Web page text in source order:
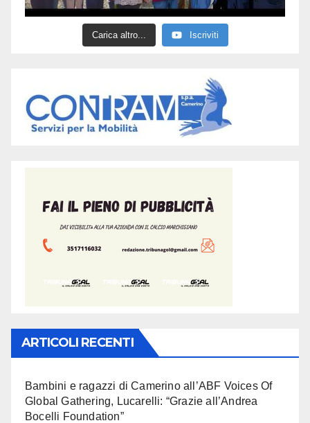
Carica altro... Iscriviti
ARTICOLI RECENTI
Bambini e ragazzi di Camerino all’ABF Voices Of
Global Gathering, Lucarelli: “Grazie all’Andrea
Bocelli Foundation”